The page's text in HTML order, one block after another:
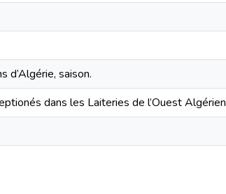
d’Algérie, saison.
dans les Laiteries de l’Ouest Algérien